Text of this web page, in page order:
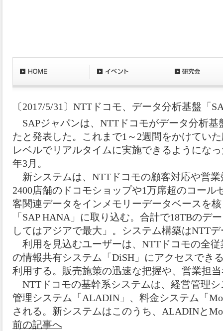
〔2017/5/31〕NTTドコモ、データ分析基盤「
SAPジャパンは、NTTドコモがデータ分析基
たと発表した。これまで1～2週間をかけてい
レベルでリアルタイムに実施できるようにな
年3月。
新システムは、NTTドコモの顧客対応や営
2400店舗のドコモショップや1万席超のコール
客関連データをインメモリーデータベースを
「SAP HANA」に取り込む。合計で18TBのデ
してはアジアで最大」。システム構築はNTT
利用を見込むユーザーは、NTTドコモの全
の情報共有システム「DiSH」にアクセスでき
利用する。販売施策の迅速な把握や、営業担
NTTドコモの基幹系システムは、経営管理シ
管理システム「ALADIN」、料金システム「
される。新システムはこのうち、ALADINと
前の記事へ